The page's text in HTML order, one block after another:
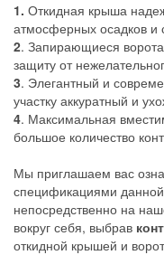
1. Откидная крыша
атмосферных осадков и
2. Запирающиеся
защиту от
3. Элегантный и
участку аккуратный и
4. Максимальная
большое количество
Мы приглашаем вас
спецификациями
непосредственно на
вокруг себя, выбрав
откидной крышей и